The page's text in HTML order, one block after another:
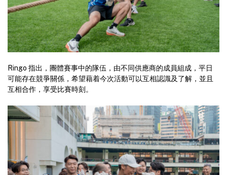
Ringo 指出，團體賽事中的隊伍，由不同供應商的成員組成，平日
可能存在競爭關係，希望藉着今次活動可以互相認識及了解，並且
互相合作，享受比賽時刻。